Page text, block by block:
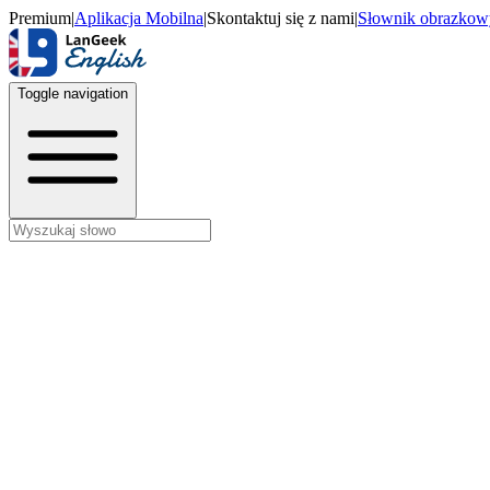
Premium|Aplikacja Mobilna|Skontaktuj się z nami|Słownik
Toggle navigation